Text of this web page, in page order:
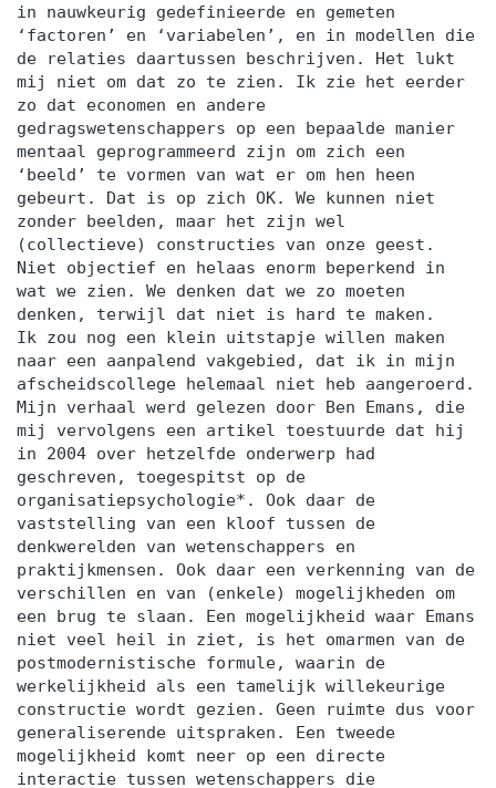
in nauwkeurig gedefinieerde en gemeten
‘factoren’ en ‘variabelen’, en in modellen die
de relaties daartussen beschrijven. Het lukt
mij niet om dat zo te zien. Ik zie het eerder
zo dat economen en andere
gedragswetenschappers op een bepaalde manier
mentaal geprogrammeerd zijn om zich een
‘beeld’ te vormen van wat er om hen heen
gebeurt. Dat is op zich OK. We kunnen niet
zonder beelden, maar het zijn wel
(collectieve) constructies van onze geest.
Niet objectief en helaas enorm beperkend in
wat we zien. We denken dat we zo moeten
denken, terwijl dat niet is hard te maken.
Ik zou nog een klein uitstapje willen maken
naar een aanpalend vakgebied, dat ik in mijn
afscheidscollege helemaal niet heb aangeroerd.
Mijn verhaal werd gelezen door Ben Emans, die
mij vervolgens een artikel toestuurde dat hij
in 2004 over hetzelfde onderwerp had
geschreven, toegespitst op de
organisatiepsychologie*. Ook daar de
vaststelling van een kloof tussen de
denkwerelden van wetenschappers en
praktijkmensen. Ook daar een verkenning van de
verschillen en van (enkele) mogelijkheden om
een brug te slaan. Een mogelijkheid waar Emans
niet veel heil in ziet, is het omarmen van de
postmodernistische formule, waarin de
werkelijkheid als een tamelijk willekeurige
constructie wordt gezien. Geen ruimte dus voor
generaliserende uitspraken. Een tweede
mogelijkheid komt neer op een directe
interactie tussen wetenschappers die